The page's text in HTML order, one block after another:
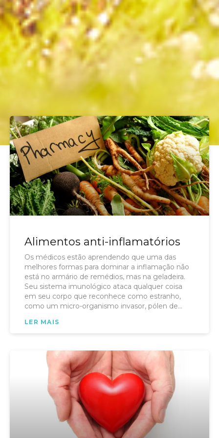
Alimentos anti-inflamatórios
Os médicos estão aprendendo que uma das
melhores formas para dominar a inflamação não
está no armário de remédios, mas na geladeira.
Seu sistema imunológico ataca qualquer coisa
em seu corpo que reconhece como estranho,
como um micro-organismo invasor, pólen de
de inflamação. Impulsos intermitentes de
sua saúde. No entanto, por vezes a inflamação
persiste dia após dia, mesmo quando você não
está sendo ameaçado por um micro-organismo
estranho. É nessa hora que a inflamação pode se
tornar sua inimiga. Muitas doenças graves que
nos afligem, incluindo câncer, doenças cardíacas,
diabetes, artrite, depressão e Alzheimer têm sido
associadas a inflamação crônica. Uma das
ferramentas mais poderosas para combater a
LER MAIS